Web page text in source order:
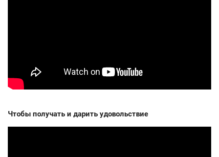
Чтобы получать и дарить удовольствие